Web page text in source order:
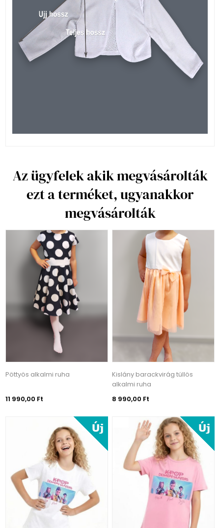
Az ügyfelek akik megvásárolták
ezt a terméket, ugyanakkor
megvásárolták
Pöttyös alkalmi ruha
11 990,00 Ft
Kislány barackvirág tüllös
alkalmi ruha
8 990,00 Ft